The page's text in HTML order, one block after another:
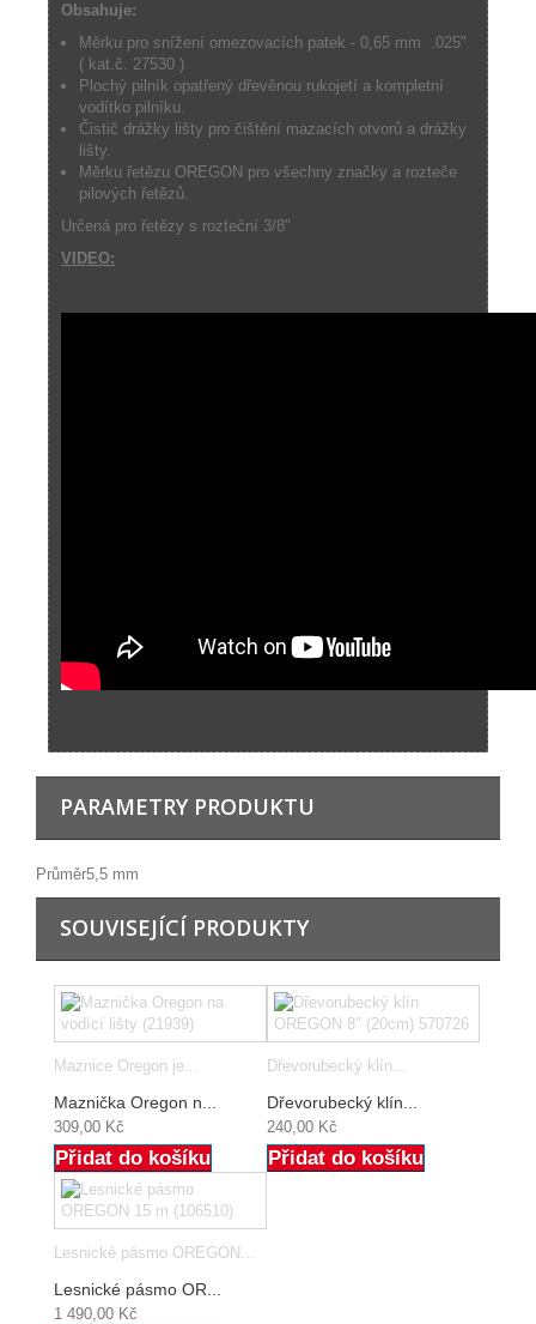
Obsahuje:
Měrku pro snížení omezovacích patek - 0,65 mm .025"
( kat.č. 27530 )
Plochý pilník opatřený dřevěnou rukojetí a kompletní
vodítko pilníku.
Čistič drážky lišty pro čištění mazacích otvorů a drážky
lišty.
Měrku řetězu OREGON pro všechny značky a rozteče
pilových řetězů.
Určená pro řetězy s rozteční 3/8"
VIDEO:
PARAMETRY PRODUKTU
Průměr5,5 mm
SOUVISEJÍCÍ PRODUKTY
Maznice Oregon je...
Maznička Oregon n...
309,00 Kč
Přidat do košíku
Dřevorubecký klín...
Dřevorubecký klín...
240,00 Kč
Přidat do košíku
Lesnické pásmo OREGON...
Lesnické pásmo OR...
1 490,00 Kč